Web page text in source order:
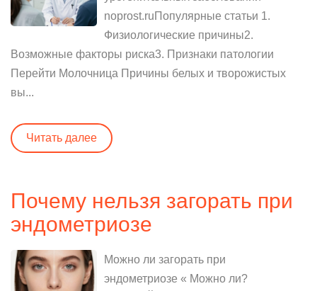
noprost.ruПопулярные статьи 1.
Физиологические причины2.
Возможные факторы риска3. Признаки патологии
Перейти Молочница Причины белых и творожистых
вы...
Читать далее
Почему нельзя загорать при
эндометриозе
Можно ли загорать при
эндометриозе « Можно ли?